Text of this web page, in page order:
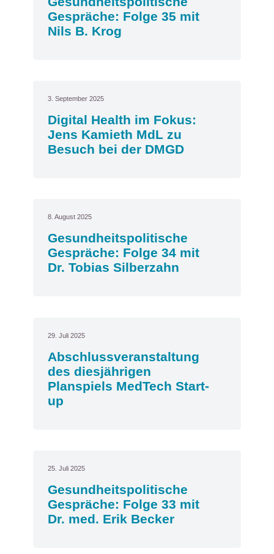
Gespräche: Folge 35 mit
Nils B. Krog
3. September 2025
Digital Health im Fokus:
Jens Kamieth MdL zu
Besuch bei der DMGD
8. August 2025
Gesundheitspolitische
Gespräche: Folge 34 mit
Dr. Tobias Silberzahn
29. Juli 2025
Abschlussveranstaltung
des diesjährigen
Planspiels MedTech Start-
up
25. Juli 2025
Gesundheitspolitische
Gespräche: Folge 33 mit
Dr. med. Erik Becker